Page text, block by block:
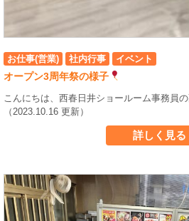
お仕事(営業) 社内行事 イベント
オープン3周年祭の様子
こんにちは、西春日井ショールーム事務員
（2023.10.16 更新）
詳しく見る